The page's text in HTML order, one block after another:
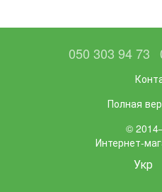
050 303 94 73
Полная
©
Интернет-
Укр